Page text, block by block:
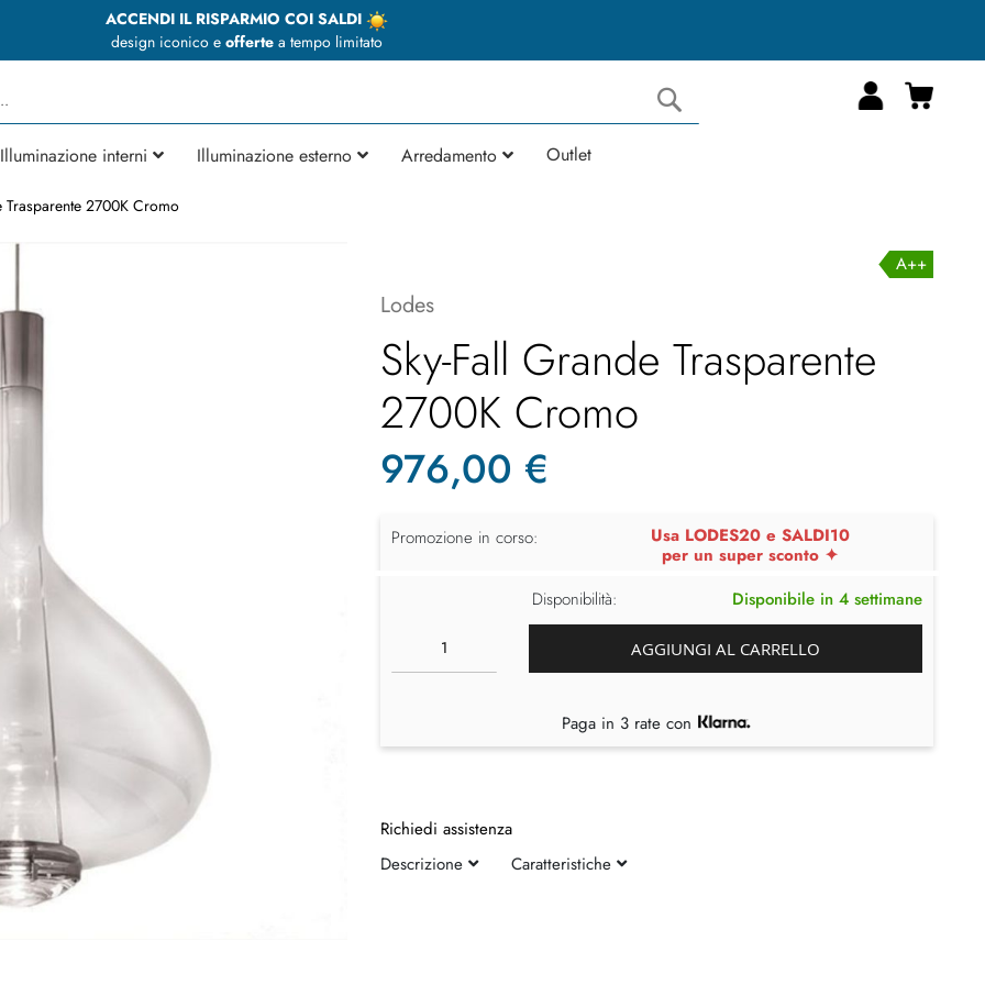
ACCENDI IL RISPARMIO COI SALDI
design iconico e offertea tempo limitato
Cerca
Carrello
Illuminazione interni Illuminazione esterno Arredamento Outlet
Trasparente 2700K Cromo
A++
Lodes
Sky-Fall Grande Trasparente
2700K Cromo
976,00 €
Promozione in corso:
Usa LODES20 e SALDI10
per un super sconto ✦
Disponibilità:
Disponibile in 4 settimane
AGGIUNGI AL CARRELLO
Paga in 3 rate con
Richiedi assistenza
Descrizione
Caratteristiche